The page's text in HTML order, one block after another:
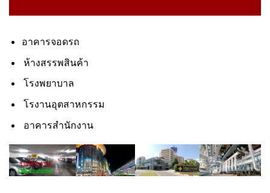
อาคารจอดรถ
ห้างสรรพสินค้า
โรงพยาบาล
โรงานอุตสาหกรรม
อาคารสำนักงาน